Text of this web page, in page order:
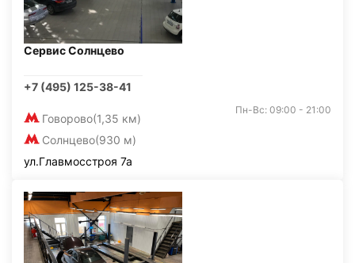
Сервис Солнцево
+7 (495) 125-38-41
Говорово(1,35 км)
Солнцево(930 м)
Пн-Вс: 09:00 - 21:00
ул.Главмосстроя 7а